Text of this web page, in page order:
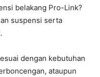
belakang Pro-Link?
suspensi serta
dengan kebutuhan
ataupun